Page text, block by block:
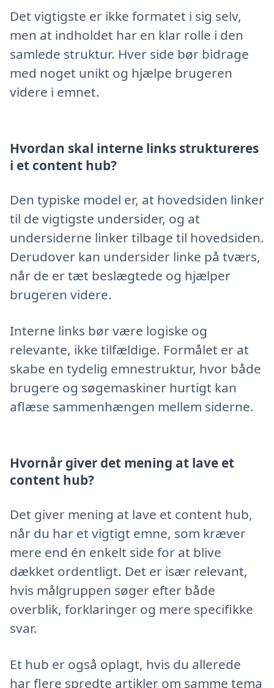
Det vigtigste er ikke formatet i sig selv,
men at indholdet har en klar rolle i den
samlede struktur. Hver side bør bidrage
med noget unikt og hjælpe brugeren
videre i emnet.
Hvordan skal interne links struktureres
i et content hub?
Den typiske model er, at hovedsiden linker
til de vigtigste undersider, og at
undersiderne linker tilbage til hovedsiden.
Derudover kan undersider linke på tværs,
når de er tæt beslægtede og hjælper
brugeren videre.
Interne links bør være logiske og
relevante, ikke tilfældige. Formålet er at
skabe en tydelig emnestruktur, hvor både
brugere og søgemaskiner hurtigt kan
aflæse sammenhængen mellem siderne.
Hvornår giver det mening at lave et
content hub?
Det giver mening at lave et content hub,
når du har et vigtigt emne, som kræver
mere end én enkelt side for at blive
dækket ordentligt. Det er især relevant,
hvis målgruppen søger efter både
overblik, forklaringer og mere specifikke
svar.
Et hub er også oplagt, hvis du allerede
har flere spredte artikler om samme tema